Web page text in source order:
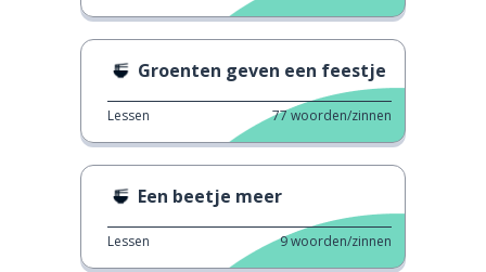
Groenten geven een feestje
Lessen 77woorden/zinnen
Een beetje meer
Lessen 9woorden/zinnen